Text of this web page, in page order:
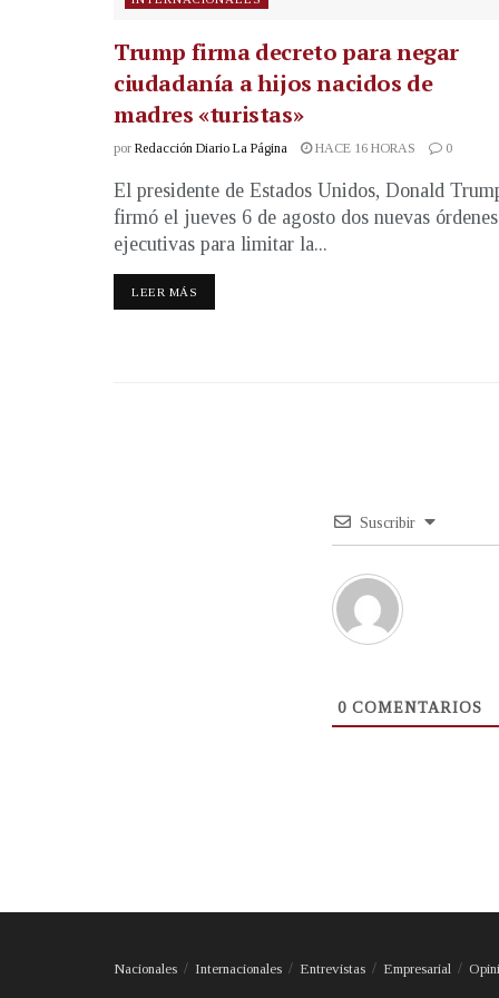
Trump firma decreto para negar
ciudadanía a hijos nacidos de
madres «turistas»
por Redacción Diario La Página HACE 16 HORAS 0
El presidente de Estados Unidos, Donald
firmó el jueves 6 de agosto dos nuevas órdenes
ejecutivas para limitar la...
LEER MÁS
Suscribir
0 COMENTARIOS
Nacionales Internacionales Entrevistas Empresarial